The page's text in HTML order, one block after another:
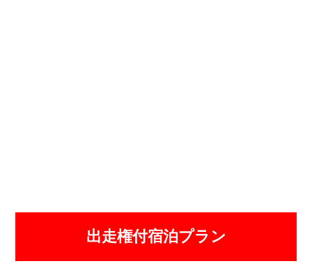
出走権付宿泊プラン